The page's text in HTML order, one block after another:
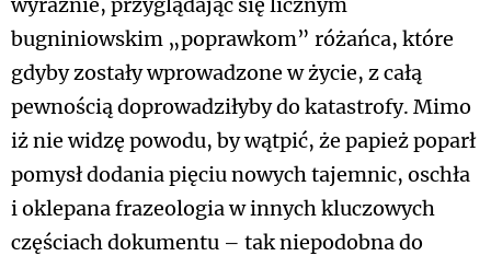
wyraźnie, przyglądając się licznym
bugniniowskim „poprawkom” różańca, które
gdyby zostały wprowadzone w życie, z całą
pewnością doprowadziłyby do katastrofy. Mimo
iż nie widzę powodu, by wątpić, że papież poparł
pomysł dodania pięciu nowych tajemnic, oschła
i oklepana frazeologia w innych kluczowych
częściach dokumentu – tak niepodobna do